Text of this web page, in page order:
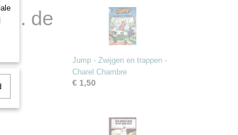
de
Jump - Zwijgen en trappen -
Charel Chambre
€ 1,50